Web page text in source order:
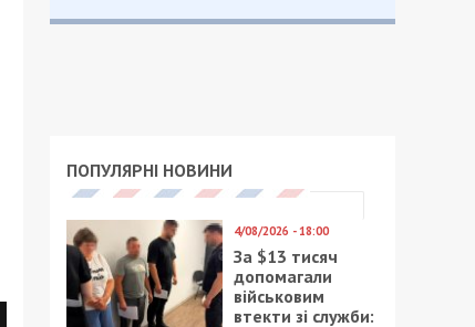
ПОПУЛЯРНІ НОВИНИ
4/08/2026 - 18:00
За $13 тисяч
допомагали
військовим
втекти зі служби: